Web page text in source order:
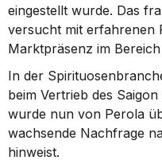
eingestellt wurde. Das
versucht mit erfahrenen
Marktpräsenz im
In der
beim Vertrieb des
wurde nun von Perola
wachsende Nachfrage
hinweist.